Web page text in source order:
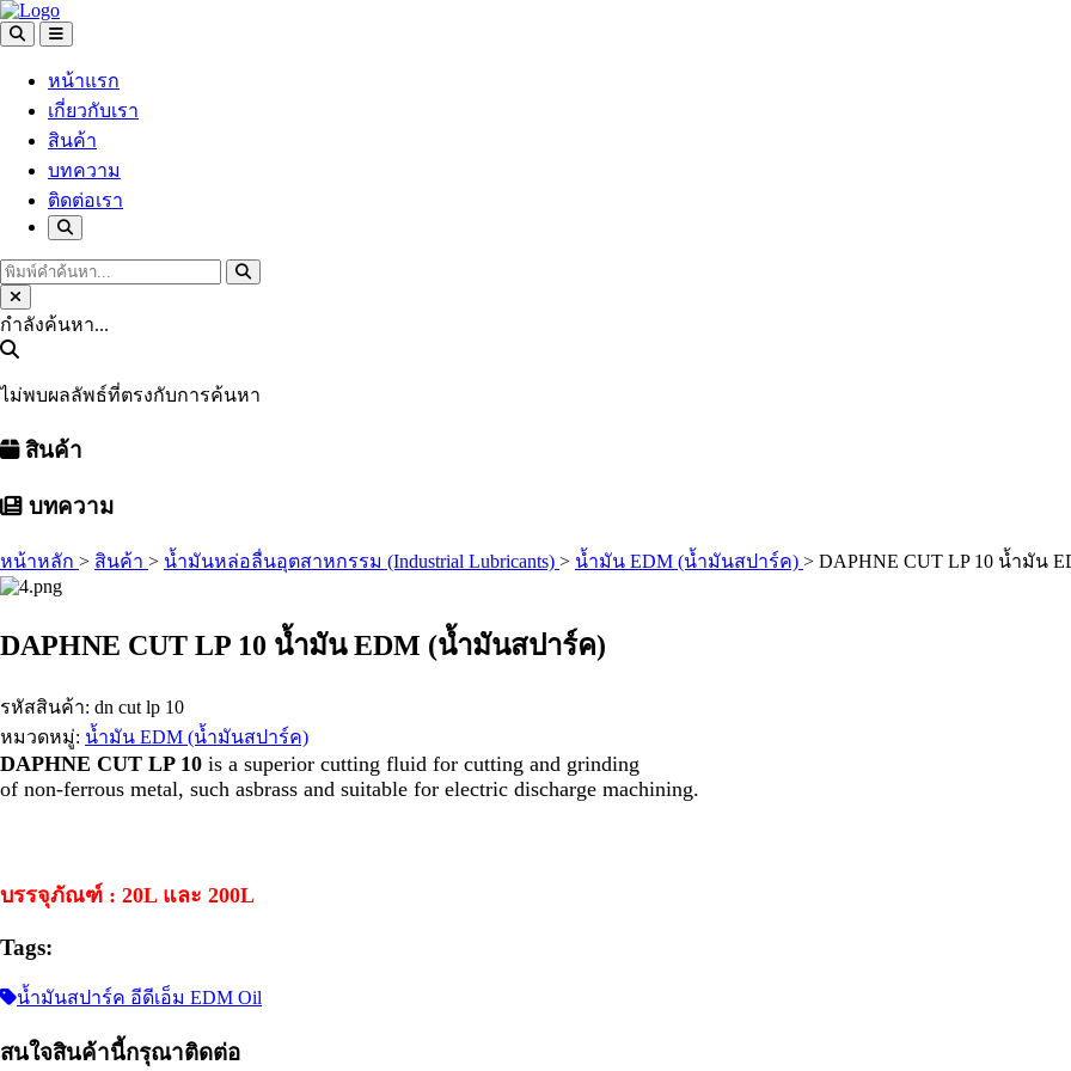
หน้าแรก
เกี่ยวกับเรา
สินค้า
บทความ
ติดต่อเรา
กำลังค้นหา...
ไม่พบผลลัพธ์ที่ตรงกับการค้นหา
สินค้า
บทความ
หน้าหลัก > สินค้า > น้ำมันหล่อลื่นอุตสาหกรรม (Industrial Lubricants) > น้ำมัน EDM (น้ำมันสปาร์ค) > DAPHNE CUT LP 10 น้ำมัน
DAPHNE CUT LP 10 น้ำมัน EDM (น้ำมันสปาร์ค)
รหัสสินค้า: dn cut lp 10
หมวดหมู่: น้ำมัน EDM (น้ำมันสปาร์ค)
DAPHNE CUT LP 10 is a superior cutting fluid for cutting and grinding
of non-ferrous metal, such asbrass and suitable for electric discharge machining.
บรรจุภัณฑ์ : 20L และ 200L
Tags:
น้ำมันสปาร์ค อีดีเอ็ม EDM Oil
สนใจสินค้านี้กรุณาติดต่อ